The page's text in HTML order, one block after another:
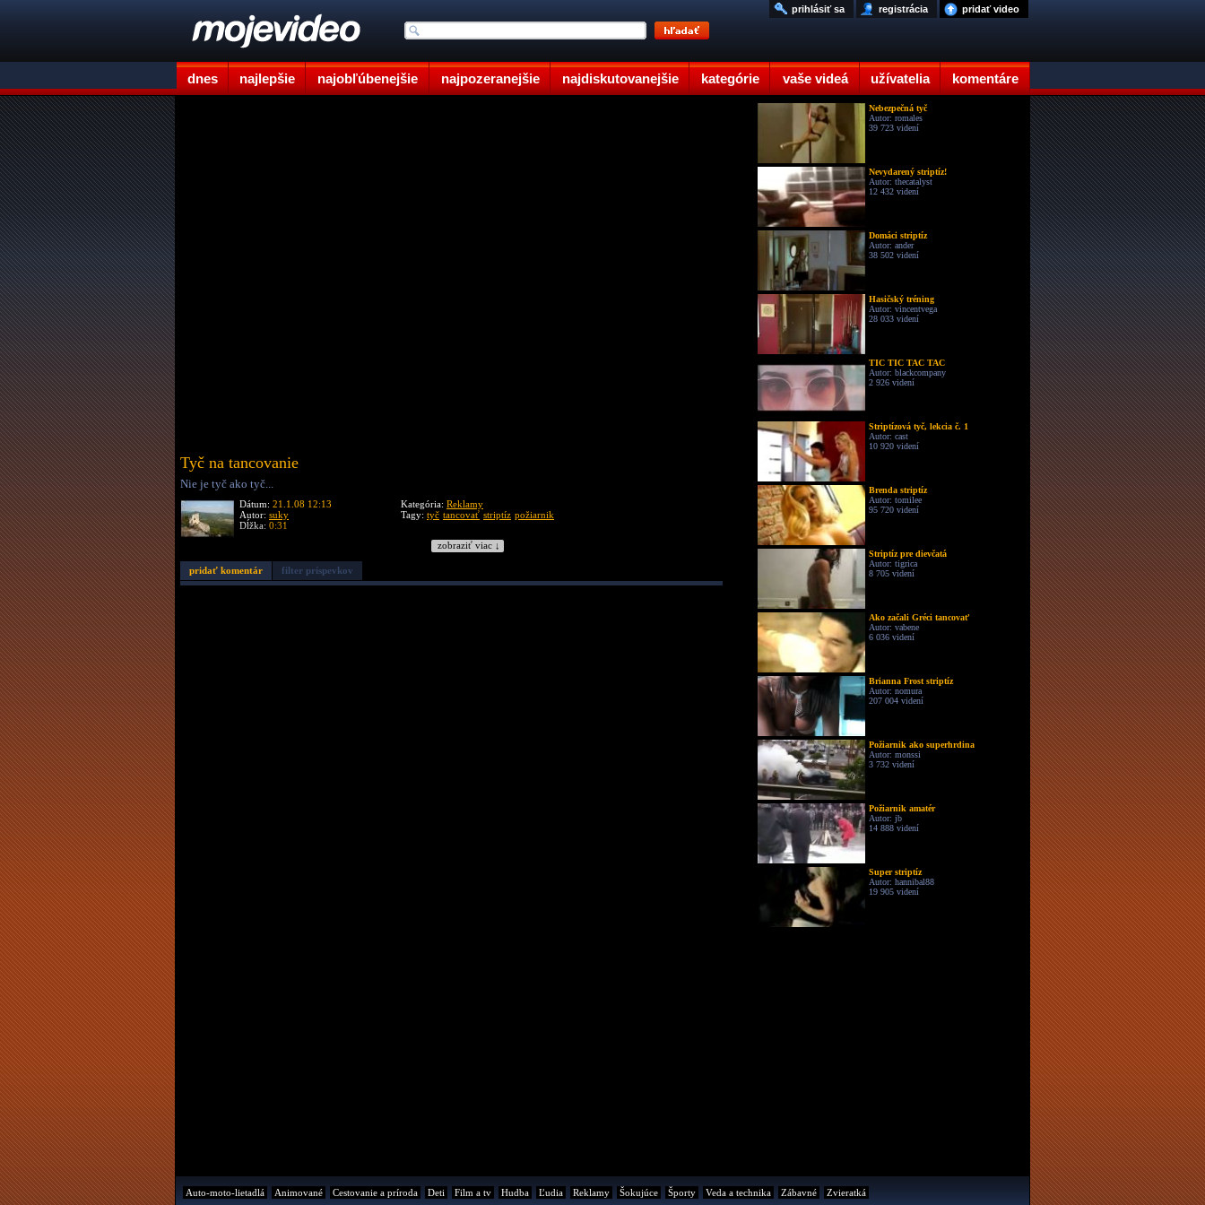
dnes najlepšie najobľúbenejšie najpozeranejšie najdiskutovanejšie kategórie vaše videá užívatelia komentáre
pridať video
registrácia
prihlásiť sa
Tyč na tancovanie
Nie je tyč ako tyč...
Dátum: 21.1.08 12:13
Autor: suky
Dĺžka: 0:31
Kategória: Reklamy
Tagy: tyč tancovať striptíz požiarnik
zobraziť viac ↓
pridať komentár filter príspevkov
Nebezpečná tyč
Autor: romales
39 723 videní
Nevydarený striptíz!
Autor: thecatalyst
12 432 videní
Domáci striptíz
Autor: ander
38 502 videní
Hasičský tréning
Autor: vincentvega
28 033 videní
TIC TIC TAC TAC
Autor: blackcompany
2 926 videní
Striptízová tyč, lekcia č. 1
Autor: cast
10 920 videní
Brenda striptíz
Autor: tomilee
95 720 videní
Striptíz pre dievčatá
Autor: tigrica
8 705 videní
Ako začali Gréci tancovať
Autor: vabene
6 036 videní
Brianna Frost striptíz
Autor: nomura
207 004 videní
Požiarnik ako superhrdina
Autor: monssi
3 732 videní
Požiarnik amatér
Autor: jb
14 888 videní
Super striptíz
Autor: hannibal88
19 905 videní
Auto-moto-lietadlá Animované Cestovanie a príroda Deti Film a tv Hudba Ľudia Reklamy Šokujúce Športy Veda a technika Zábavné Zvieratká